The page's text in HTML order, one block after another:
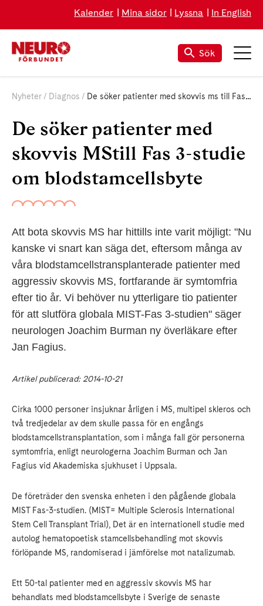
Kalender Mina sidor Lyssna In English
Sök
Nyheter Diagnos De söker patienter med skovvis ms till Fas 3-studie om blodstamcellsbyte
De söker patienter med
skovvis MStill Fas 3-studie
om blodstamcellsbyte
Att bota skovvis MS har hittills inte varit möjligt: "Nu
kanske vi snart kan säga det, eftersom många av
våra blodstamcellstransplanterade patienter med
aggressiv skovvis MS, fortfarande är symtomfria
efter tio år. Vi behöver nu ytterligare tio patienter
för att slutföra globala MIST-Fas 3-studien" säger
neurologen Joachim Burman ny överläkare efter
Jan Fagius.
Artikel publicerad: 2014-10-21
Cirka 1000 personer insjuknar årligen i MS, multipel skleros och
två tredjedelar av dem skulle passa för en engångs
blodstamcellstransplantation, som i många fall gör personerna
symtomfria, enligt neurologerna Joachim Burman och Jan
Fagius vid Akademiska sjukhuset i Uppsala.
De företräder den svenska enheten i den pågående globala
MIST Fas-3-studien. (MIST= Multiple Sclerosis International
Stem Cell Transplant Trial), Det är en internationell studie med
autolog hematopoetisk stamcellsbehandling mot skovvis
förlöpande MS, randomiserad i jämförelse mot natalizumab.
Ett 50-tal patienter med en aggressiv skovvis MS har
behandlats med blodstamcellsbyte i Sverige de senaste